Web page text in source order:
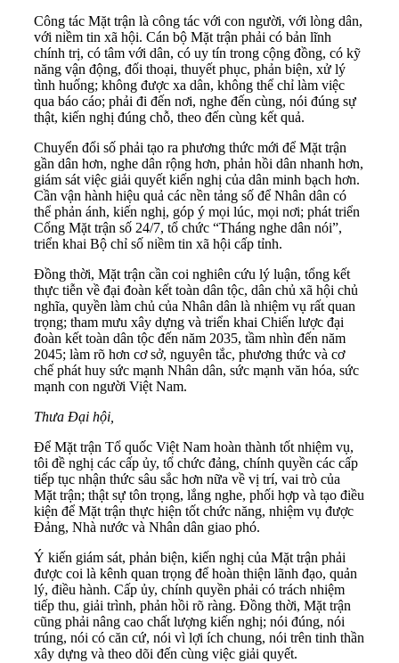
Công tác Mặt trận là công tác với con người, với lòng dân,
với niềm tin xã hội. Cán bộ Mặt trận phải có bản lĩnh
chính trị, có tâm với dân, có uy tín trong cộng đồng, có kỹ
năng vận động, đối thoại, thuyết phục, phản biện, xử lý
tình huống; không được xa dân, không thể chỉ làm việc
qua báo cáo; phải đi đến nơi, nghe đến cùng, nói đúng sự
thật, kiến nghị đúng chỗ, theo đến cùng kết quả.
Chuyển đổi số phải tạo ra phương thức mới để Mặt trận
gần dân hơn, nghe dân rộng hơn, phản hồi dân nhanh hơn,
giám sát việc giải quyết kiến nghị của dân minh bạch hơn.
Cần vận hành hiệu quả các nền tảng số để Nhân dân có
thể phản ánh, kiến nghị, góp ý mọi lúc, mọi nơi; phát triển
Cổng Mặt trận số 24/7, tổ chức “Tháng nghe dân nói”,
triển khai Bộ chỉ số niềm tin xã hội cấp tỉnh.
Đồng thời, Mặt trận cần coi nghiên cứu lý luận, tổng kết
thực tiễn về đại đoàn kết toàn dân tộc, dân chủ xã hội chủ
nghĩa, quyền làm chủ của Nhân dân là nhiệm vụ rất quan
trọng; tham mưu xây dựng và triển khai Chiến lược đại
đoàn kết toàn dân tộc đến năm 2035, tầm nhìn đến năm
2045; làm rõ hơn cơ sở, nguyên tắc, phương thức và cơ
chế phát huy sức mạnh Nhân dân, sức mạnh văn hóa, sức
mạnh con người Việt Nam.
Thưa Đại hội,
Để Mặt trận Tổ quốc Việt Nam hoàn thành tốt nhiệm vụ,
tôi đề nghị các cấp ủy, tổ chức đảng, chính quyền các cấp
tiếp tục nhận thức sâu sắc hơn nữa về vị trí, vai trò của
Mặt trận; thật sự tôn trọng, lắng nghe, phối hợp và tạo điều
kiện để Mặt trận thực hiện tốt chức năng, nhiệm vụ được
Đảng, Nhà nước và Nhân dân giao phó.
Ý kiến giám sát, phản biện, kiến nghị của Mặt trận phải
được coi là kênh quan trọng để hoàn thiện lãnh đạo, quản
lý, điều hành. Cấp ủy, chính quyền phải có trách nhiệm
tiếp thu, giải trình, phản hồi rõ ràng. Đồng thời, Mặt trận
cũng phải nâng cao chất lượng kiến nghị; nói đúng, nói
trúng, nói có căn cứ, nói vì lợi ích chung, nói trên tinh thần
xây dựng và theo dõi đến cùng việc giải quyết.